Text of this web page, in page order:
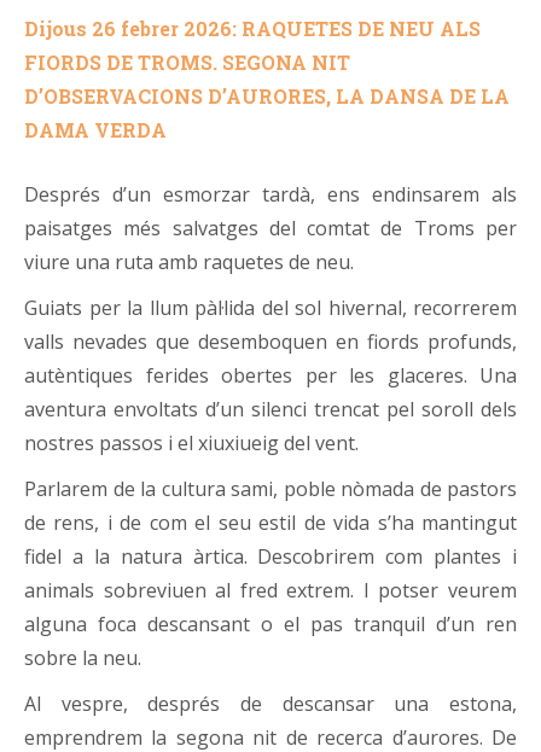
Dijous 26 febrer 2026: RAQUETES DE NEU ALS
FIORDS DE TROMS. SEGONA NIT
D’OBSERVACIONS D’AURORES, LA DANSA DE LA
DAMA VERDA
Després d’un esmorzar tardà, ens endinsarem als
paisatges més salvatges del comtat de Troms per
viure una ruta amb raquetes de neu.
Guiats per la llum pàl·lida del sol hivernal, recorrerem
valls nevades que desemboquen en fiords profunds,
autèntiques ferides obertes per les glaceres. Una
aventura envoltats d’un silenci trencat pel soroll dels
nostres passos i el xiuxiueig del vent.
Parlarem de la cultura sami, poble nòmada de pastors
de rens, i de com el seu estil de vida s’ha mantingut
fidel a la natura àrtica. Descobrirem com plantes i
animals sobreviuen al fred extrem. I potser veurem
alguna foca descansant o el pas tranquil d’un ren
sobre la neu.
Al vespre, després de descansar una estona,
emprendrem la segona nit de recerca d’aurores. De